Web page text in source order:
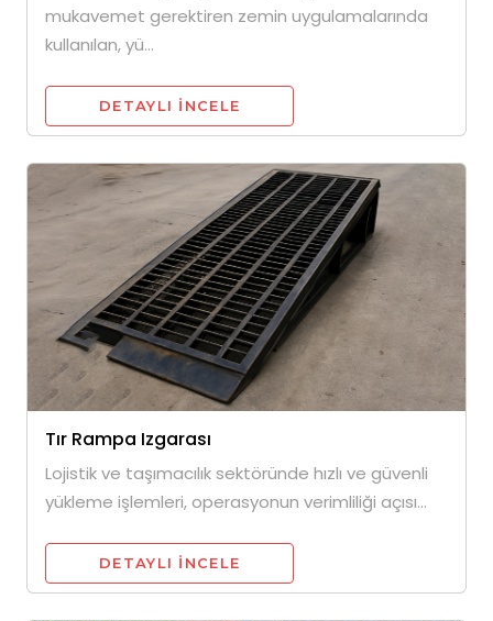
mukavemet gerektiren zemin uygulamalarında
kullanılan, yü...
DETAYLI INCELE
Tır Rampa Izgarası
Lojistik ve taşımacılık sektöründe hızlı ve güvenli
yükleme işlemleri, operasyonun verimliliği açısı...
DETAYLI INCELE